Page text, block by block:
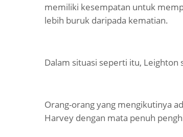
memiliki kesempatan untuk
lebih buruk daripada kematian.
Dalam situasi seperti itu, Leighton
Orang-orang yang mengikutinya
Harvey dengan mata penuh